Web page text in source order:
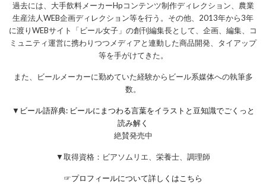
過去には、大手飲料メーカーHpコンテンツ制作ディレクション、農業
生産法人WEB企画ディレクション等を行う。その他、2013年から3年
に渡りWEBサイト「ビール女子」の創刊編集長として、企画、編集、コ
ミュニティ運営に携わりつつメディアと連動した商品開発、タイアップ
等を手がけてきた。
また、ビールメーカーに勤めていた経験からビール系媒体への執筆多
数。
▼ ビール語辞典: ビールにまつわる言葉をイラストと豆知識でごくっと
読み解く
絶賛発売中
▼取得資格：ビアソムリエ、栄養士、調理師
☞プロフィールについて詳しくはこちら